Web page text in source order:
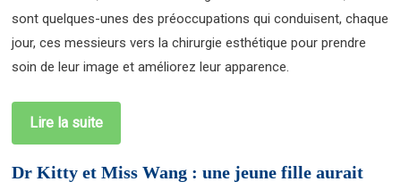
sont quelques-unes des préoccupations qui conduisent, chaque
jour, ces messieurs vers la chirurgie esthétique pour prendre
soin de leur image et améliorez leur apparence.
Lire la suite
Dr Kitty et Miss Wang : une jeune fille aurait